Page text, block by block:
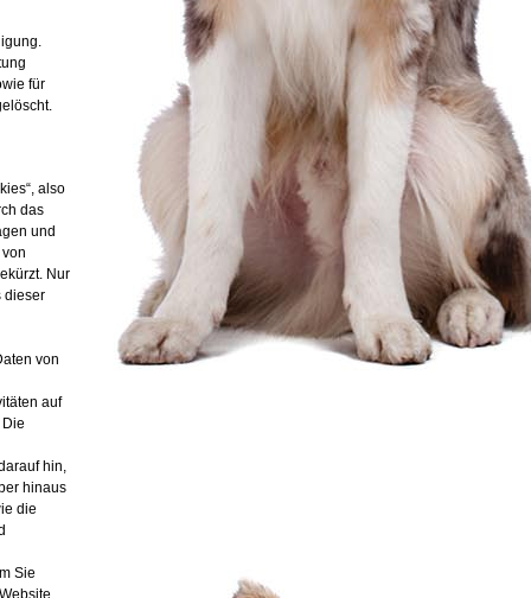
für
also
das
und
Nur
dieser
von
auf
hin,
hinaus
die
Sie